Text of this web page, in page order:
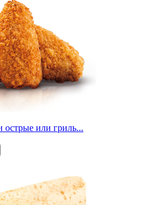
или гриль...